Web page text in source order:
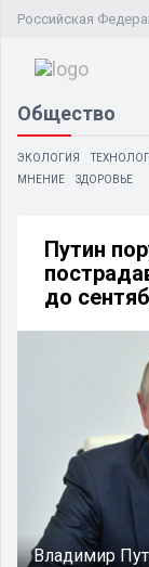
Российская
Общество
ЭКОЛОГИЯ
МНЕНИЕ
ЗДОРОВЬЕ
Путин
до
Владимир